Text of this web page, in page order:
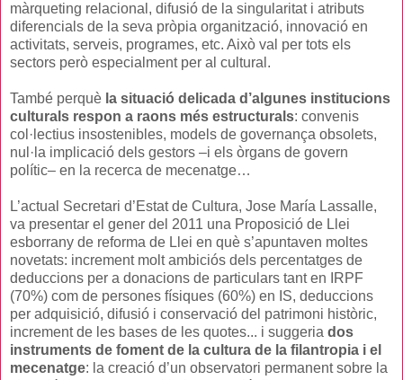
màrqueting relacional, difusió de la singularitat i atributs
diferencials de la seva pròpia organització, innovació en
activitats, serveis, programes, etc. Això val per tots els
sectors però especialment per al cultural.
També perquè la situació delicada d’algunes institucions
culturals respon a raons més estructurals: convenis
col·lectius insostenibles, models de governança obsolets,
nul·la implicació dels gestors –i els òrgans de govern
polític– en la recerca de mecenatge…
L’actual Secretari d’Estat de Cultura, Jose María Lassalle,
va presentar el gener del 2011 una Proposició de Llei
esborrany de reforma de Llei en què s’apuntaven moltes
novetats: increment molt ambiciós dels percentatges de
deduccions per a donacions de particulars tant en IRPF
(70%) com de persones físiques (60%) en IS, deduccions
per adquisició, difusió i conservació del patrimoni històric,
increment de les bases de les quotes... i suggeria dos
instruments de foment de la cultura de la filantropia i el
mecenatge: la creació d’un observatori permanent sobre la